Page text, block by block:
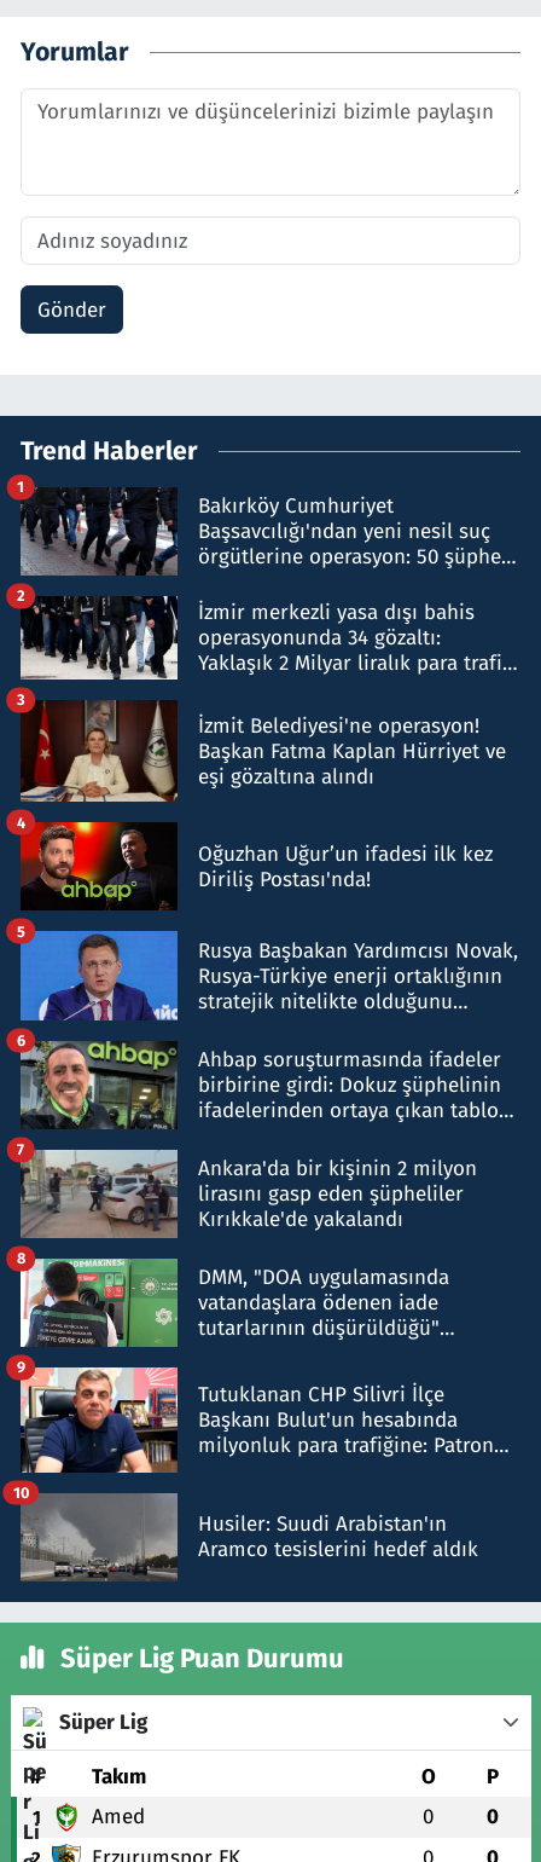
Yorumlar
Gönder
Trend Haberler
Bakırköy Cumhuriyet
Başsavcılığı'ndan yeni nesil suç
örgütlerine operasyon: 50 şüpheli
1
İzmir merkezli yasa dışı bahis
operasyonunda 34 gözaltı:
Yaklaşık 2 Milyar liralık para trafiği
2
İzmit Belediyesi'ne operasyon!
Başkan Fatma Kaplan Hürriyet ve
eşi gözaltına alındı
3
Oğuzhan Uğur’un ifadesi ilk kez
Diriliş Postası'nda!
4
Rusya Başbakan Yardımcısı Novak,
Rusya-Türkiye enerji ortaklığının
stratejik nitelikte olduğunu
5
Ahbap soruşturmasında ifadeler
birbirine girdi: Dokuz şüphelinin
ifadelerinden ortaya çıkan tablo
6
Ankara'da bir kişinin 2 milyon
lirasını gasp eden şüpheliler
Kırıkkale'de yakalandı
7
DMM, "DOA uygulamasında
vatandaşlara ödenen iade
tutarlarının düşürüldüğü"
8
Tutuklanan CHP Silivri İlçe
Başkanı Bulut'un hesabında
milyonluk para trafiğine: Patron
9
Husiler: Suudi Arabistan'ın
Aramco tesislerini hedef aldık
10
Süper Lig Puan Durumu
Süper Lig
# Takım O P
1 Amed 0 0